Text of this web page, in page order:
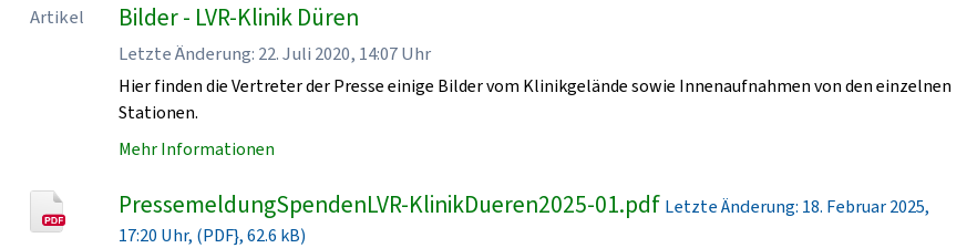
Artikel Bilder - LVR-Klinik Düren
Letzte Änderung: 22. Juli 2020, 14:07 Uhr
Hier finden die Vertreter der Presse einige Bilder vom Klinikgelände sowie Innenaufnahmen von den einzelnen
Stationen.
Mehr Informationen
PressemeldungSpendenLVR-KlinikDueren2025-01.pdf Letzte Änderung: 18. Februar 2025,
17:20 Uhr, (PDF}, 62.6 kB)